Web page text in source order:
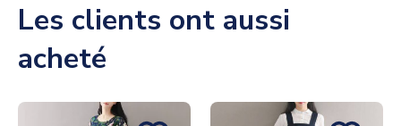
Les clients ont aussi
acheté